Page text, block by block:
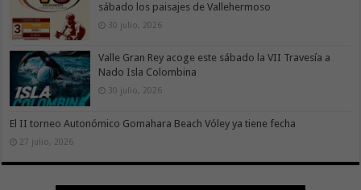
sábado los paisajes de Vallehermoso
30 julio, 2026
Valle Gran Rey acoge este sábado la VII Travesía a
Nado Isla Colombina
30 julio, 2026
El II torneo Autonómico Gomahara Beach Vóley ya tiene fecha
27 julio, 2026